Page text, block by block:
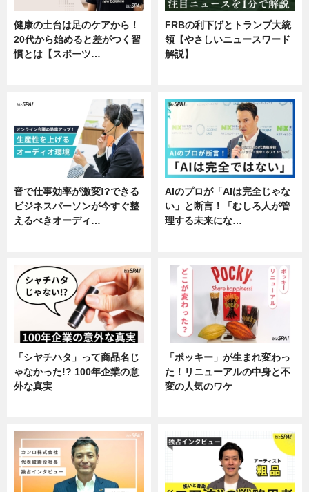
健康の土台は足のケアから！
20代から始めると差がつく習
慣とは【スポーツ…
FRBの利下げとトランプ大統
領【やさしいニュースワード
解説】
音で仕事効率が激変!?できる
ビジネスパーソンが今すぐ整
えるべきオーディ…
AIのプロが「AIは完全じゃな
い」と断言！「むしろ人が管
理する未来にな…
「シヤチハタ」って商品名じ
ゃなかった!? 100年企業の意
外な真実
「ポッキー」が生まれ変わっ
た！リニューアルの中身と不
変の人気のワケ